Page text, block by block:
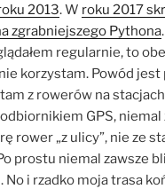
2013. W roku 2017
zgrabniejszego Pythona
regularnie, to
korzystam. Powód jest
z rowerów na
GPS, niemal
rower „z ulicy”, nie ze
prostu niemal zawsze
No i rzadko moja trasa